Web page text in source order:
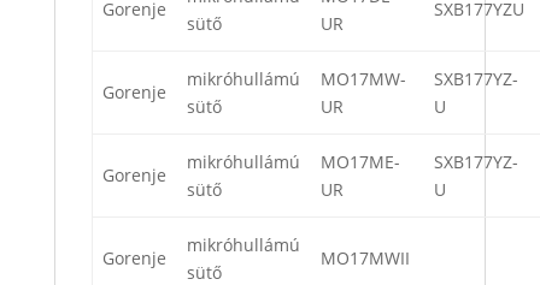
Gorenje
sütő
UR
SXB177YZU
Gorenje
mikróhullámú
sütő
MO17MW-
UR
SXB177YZ-
U
Gorenje
mikróhullámú
sütő
MO17ME-
UR
SXB177YZ-
U
Gorenje
mikróhullámú
sütő
MO17MWII